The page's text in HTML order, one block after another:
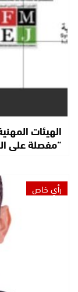
الهيئات
“مفصلة على
رأي خاص